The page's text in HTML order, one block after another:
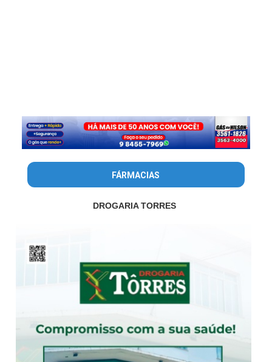
FÁRMACIAS
DROGARIA TORRES